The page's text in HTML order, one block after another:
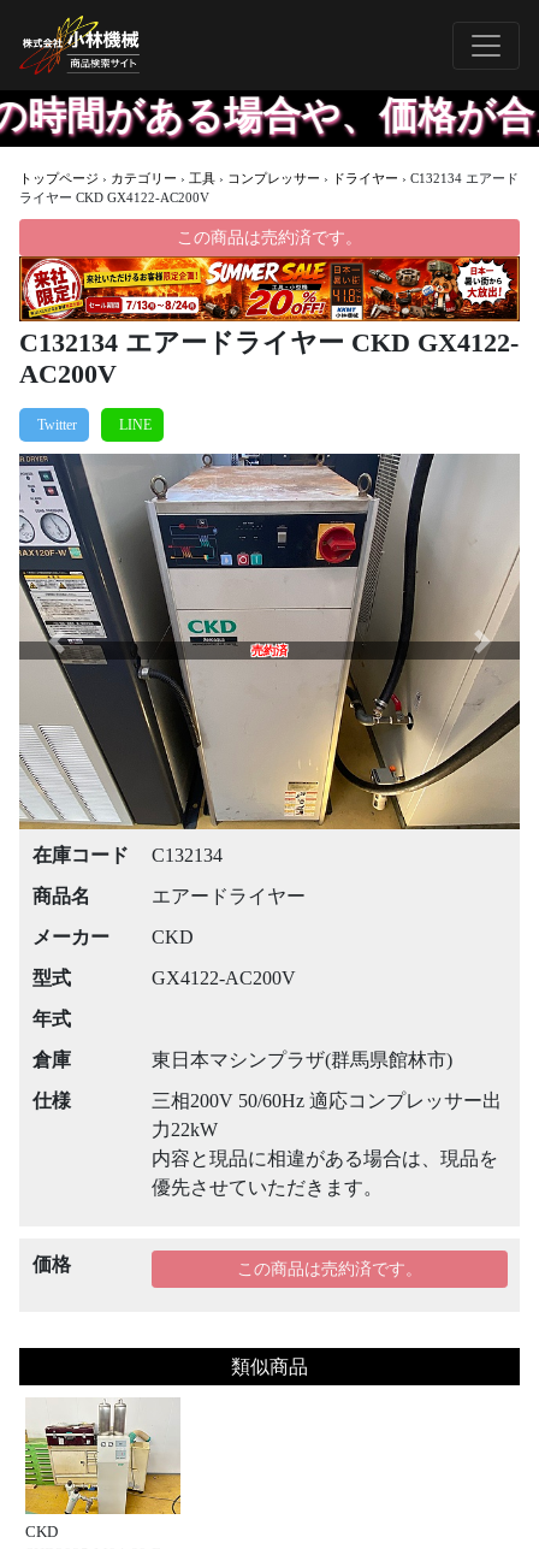
る場合や、価格が合えば
トップページ › カテゴリー › 工具 › コンプレッサー › ドライヤー › C132134 エアード
ライヤー CKD GX4122-AC200V
この商品は売約済です。
C132134 エアードライヤー CKD GX4122-
AC200V
売約済
Previous Next
在庫コード
C132134
商品名
エアードライヤー
メーカー
CKD
型式
GX4122-AC200V
年式
倉庫
東日本マシンプラザ(群馬県館林市)
仕様
三相200V 50/60Hz 適応コンプレッサー出
力22kW
内容と現品に相違がある場合は、現品を
優先させていただきます。
価格 この商品は売約済です。
類似商品
CKD